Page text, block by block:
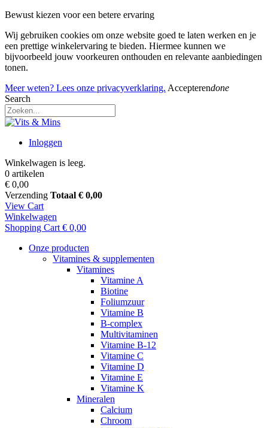
Bewust kiezen voor een betere ervaring
Wij gebruiken cookies om onze website goed te laten werken en je
een prettige winkelervaring te bieden. Hiermee kunnen we
bijvoorbeeld jouw voorkeuren onthouden en relevante aanbiedingen
tonen.
Meer weten? Lees onze privacyverklaring. Accepterendone
Search
Inloggen
Winkelwagen is leeg.
0 artikelen
€ 0,00
Verzending Totaal € 0,00
View Cart
Winkelwagen
Shopping Cart € 0,00
Onze producten
Vitamines & supplementen
Vitamines
Vitamine A
Biotine
Foliumzuur
Vitamine B
B-complex
Multivitaminen
Vitamine B-12
Vitamine C
Vitamine D
Vitamine E
Vitamine K
Mineralen
Calcium
Chroom